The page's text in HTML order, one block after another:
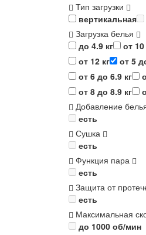
Тип загрузки
вертикальная
Загрузка белья
до 4.9 кг
от
от 12 кг
от 5
от 6 до 6.9 кг
от 8 до 8.9 кг
Добавление
есть
Сушка
есть
Функция пара
есть
Защита от
есть
Максимальная
до 1000 об/мин